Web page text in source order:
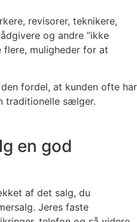
revisorer, teknikere,
og andre ”ikke
flere, muligheder for at
fordel, at kunden ofte har
traditionelle sælger.
en god
af det salg, du
Jeres faste